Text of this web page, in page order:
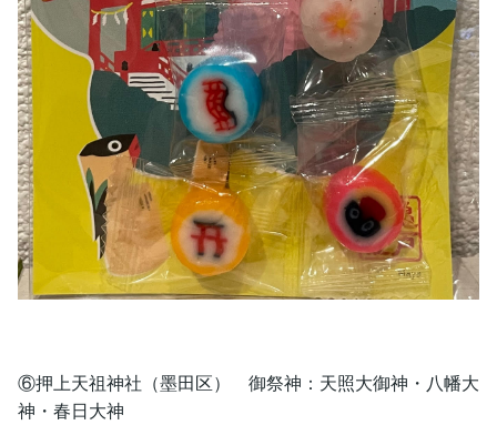
⑥押上天祖神社（墨田区） 御祭神：天照大御神・八幡大
神・春日大神